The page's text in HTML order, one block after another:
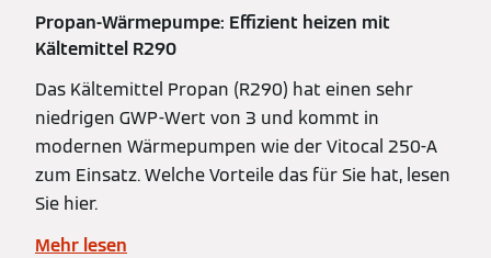
Propan-Wärmepumpe: Effizient heizen mit
Kältemittel R290
Das Kältemittel Propan (R290) hat einen sehr
niedrigen GWP-Wert von 3 und kommt in
modernen Wärmepumpen wie der Vitocal 250-A
zum Einsatz. Welche Vorteile das für Sie hat, lesen
Sie hier.
Mehr lesen